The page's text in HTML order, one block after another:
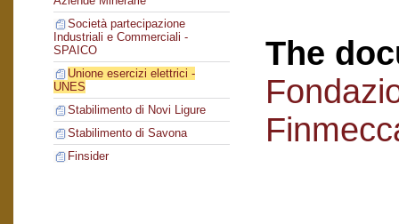
Società partecipazione
Industriali e Commerciali -
SPAICO
Unione esercizi elettrici -
UNES
Stabilimento di Novi Ligure
Stabilimento di Savona
Finsider
The